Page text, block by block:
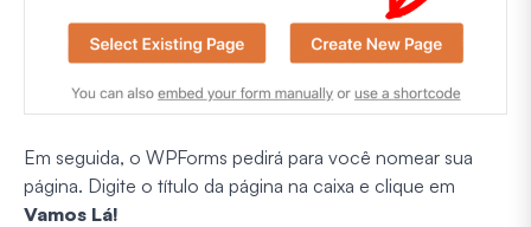
Em seguida, o WPForms pedirá para você nomear sua
página. Digite o título da página na caixa e clique em
Vamos Lá!